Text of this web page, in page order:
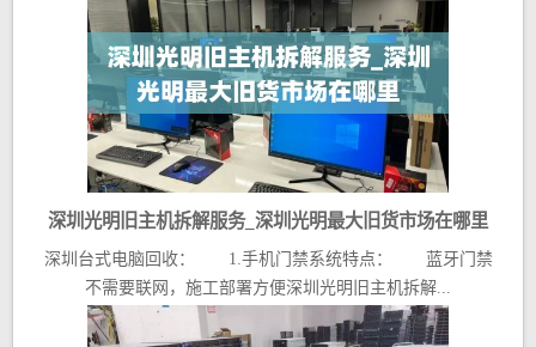
深圳光明旧主机拆解服务_深圳光明最大旧货市场在哪里
深圳台式电脑回收： 1.手机门禁系统特点： 蓝牙门禁
不需要联网，施工部署方便深圳光明旧主机拆解...